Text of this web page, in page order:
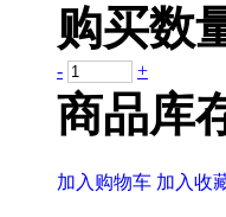
购买数
- +
商品库
加入购物车 加入收